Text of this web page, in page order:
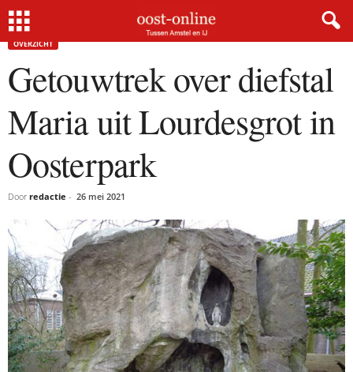
Home Getouwtrek over diefstal Maria uit Lourdesgrot in Oosterpark
OVERZICHT
Getouwtrek over diefstal
Maria uit Lourdesgrot in
Oosterpark
Door redactie - 26 mei 2021